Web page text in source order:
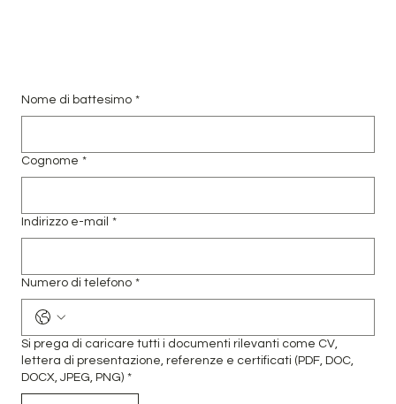
Nome di battesimo *
Cognome *
Indirizzo e-mail *
Numero di telefono *
Si prega di caricare tutti i documenti rilevanti come CV,
lettera di presentazione, referenze e certificati (PDF, DOC,
DOCX, JPEG, PNG) *